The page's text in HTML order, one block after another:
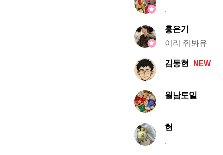
.
홍은기
이리 줘봐유
김동현 NEW
월남도일
현
.